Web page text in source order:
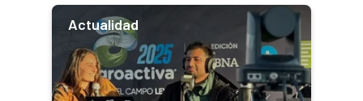
Actualidad